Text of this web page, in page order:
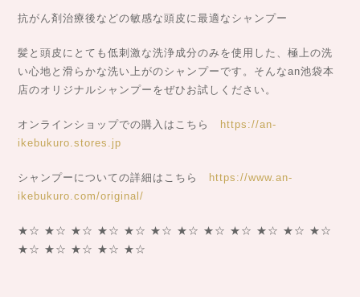
抗がん剤治療後などの敏感な頭皮に最適なシャンプー
髪と頭皮にとても低刺激な洗浄成分のみを使用した、極上の洗
い心地と滑らかな洗い上がのシャンプーです。そんなan池袋本
店のオリジナルシャンプーをぜひお試しください。
オンラインショップでの購入はこちら https://an-
ikebukuro.stores.jp
シャンプーについての詳細はこちら https://www.an-
ikebukuro.com/original/
★☆ ★☆ ★☆ ★☆ ★☆ ★☆ ★☆ ★☆ ★☆ ★☆ ★☆ ★☆
★☆ ★☆ ★☆ ★☆ ★☆